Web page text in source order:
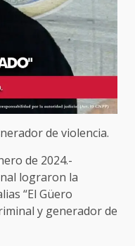
de violencia.
de 2024.-
lograron la
“El Güero
y generador de